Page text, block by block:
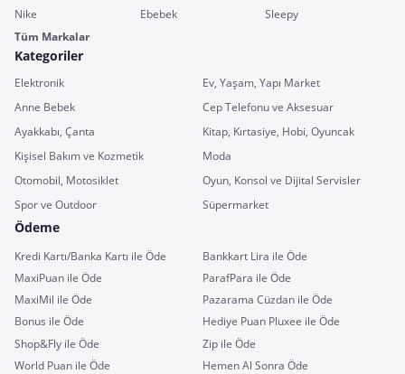
Nike
Ebebek
Sleepy
Tüm Markalar
Kategoriler
Elektronik
Ev, Yaşam, Yapı Market
Anne Bebek
Cep Telefonu ve Aksesuar
Ayakkabı, Çanta
Kitap, Kırtasiye, Hobi, Oyuncak
Kişisel Bakım ve Kozmetik
Moda
Otomobil, Motosiklet
Oyun, Konsol ve Dijital Servisler
Spor ve Outdoor
Süpermarket
Ödeme
Kredi Kartı/Banka Kartı ile Öde
Bankkart Lira ile Öde
MaxiPuan ile Öde
ParafPara ile Öde
MaxiMil ile Öde
Pazarama Cüzdan ile Öde
Bonus ile Öde
Hediye Puan Pluxee ile Öde
Shop&Fly ile Öde
Zip ile Öde
World Puan ile Öde
Hemen Al Sonra Öde